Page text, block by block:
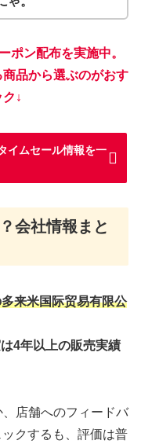
ポン配布を実施中。
品から選ぶのがおす
↓
イムセール情報を一
会社情報まと
来米国际贸易有限公
4年以上の販売実績
店舗へのフィードバ
ックするも、評価は普